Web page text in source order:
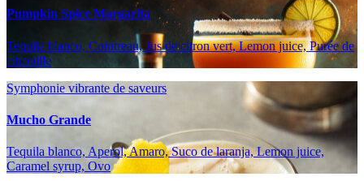
Pumpkin Spice Margarita
Tequila blanco, Cointreau, Jus de citron vert, Lemon juice, Purée de
citrouille
Symphonie vibrante de saveurs
Mucho Grande
Tequila blanco, Aperol, Amaro, Suco de laranja, Lemon juice,
Caramel syrup, Ovo